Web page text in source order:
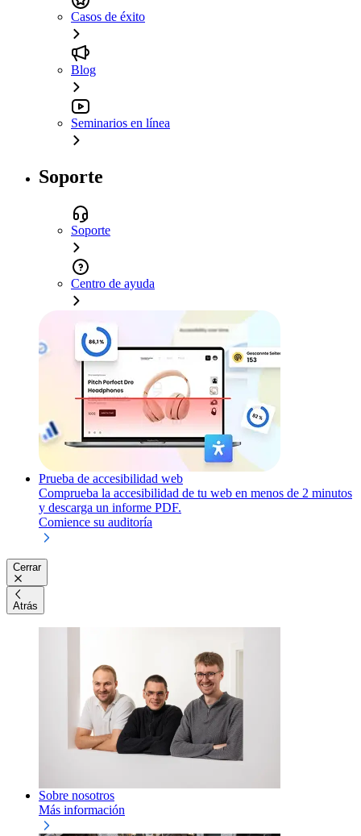
Casos de éxito
Blog
Seminarios en línea
Soporte
Soporte
Centro de ayuda
Prueba de accesibilidad web
Comprueba la accesibilidad de tu web en menos de 2 minutos
y descarga un informe PDF.
Comience su auditoría
Cerrar
Atrás
Sobre nosotros
Más información